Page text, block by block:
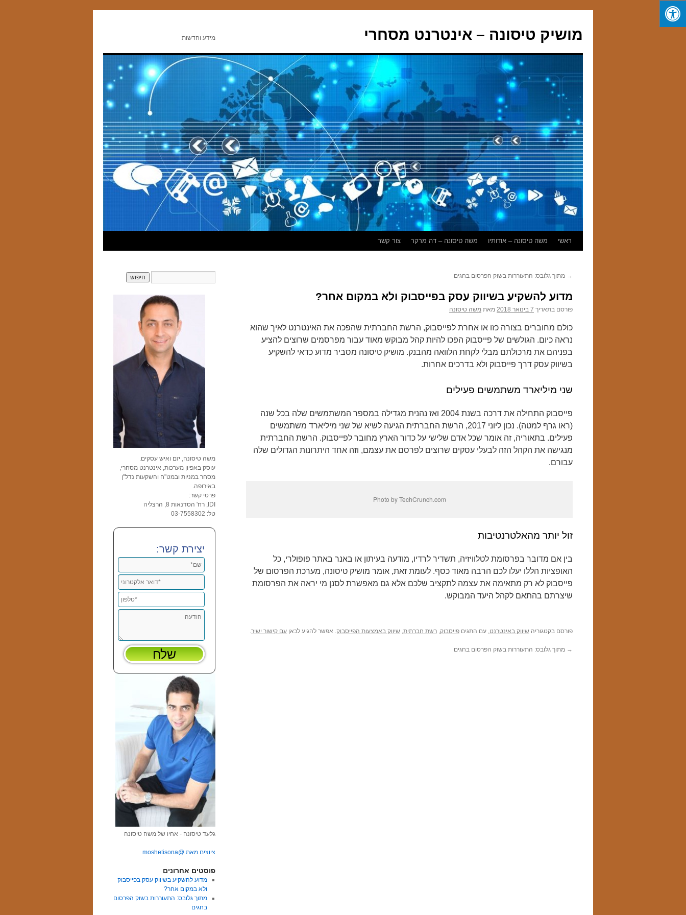
מושיק טיסונה – אינטרנט מסחרי מידע וחדשות
לדלגראשי משה טיסונה – אודותיו משה טיסונה – דה מרקר צור קשר
→ מתוך גלובס: התעוררות בשוק הפרסום בחגים
מדוע להשקיע בשיווק עסק בפייסבוק ולא במקום אחר?
פורסם בתאריך 7 בינואר 2018 מאת משה טיסונה
כולם מחוברים בצורה כזו או אחרת לפייסבוק, הרשת החברתית שהפכה את האינטרנט לאיך שהוא
נראה כיום. הגולשים של פייסבוק הפכו להיות קהל מבוקש מאוד עבור מפרסמים שרוצים להציע
בפניהם את מרכולתם מבלי לקחת הלוואה מהבנק. מושיק טיסונה מסביר מדוע כדאי להשקיע
בשיווק עסק דרך פייסבוק ולא בדרכים אחרות.
שני מיליארד משתמשים פעילים
פייסבוק התחילה את דרכה בשנת 2004 ואז נהנית מגדילה במספר המשתמשים שלה בכל שנה
(ראו גרף למטה). נכון ליוני 2017, הרשת החברתית הגיעה לשיא של שני מיליארד משתמשים
פעילים. בתאוריה, זה אומר שכל אדם שלישי על כדור הארץ מחובר לפייסבוק. הרשת החברתית
מנגישה את הקהל הזה לבעלי עסקים שרוצים לפרסם את עצמם, וזה אחד היתרונות הגדולים שלה
עבורם.
Photo by TechCrunch.com
זול יותר מהאלטרנטיבות
בין אם מדובר בפרסומת לטלוויזיה, תשדיר לרדיו, מודעה בעיתון או באנר באתר פופולרי, כל
האופציות הללו יעלו לכם הרבה מאוד כסף. לעומת זאת, אומר מושיק טיסונה, מערכת הפרסום של
פייסבוק לא רק מתאימה את עצמה לתקציב שלכם אלא גם מאפשרת לסנן מי יראה את הפרסומת
שיצרתם בהתאם לקהל היעד המבוקש.
פורסם בקטגוריה שיווק באינטרנט, עם התגים פייסבוק, רשת חברתית, שיווק באמצעות הפייסבוק. אפשר להגיע לכאן עם קישור ישיר.
→ מתוך גלובס: התעוררות בשוק הפרסום בחגים
משה טיסונה, יזם ואיש עסקים.
עוסק באפיון מערכות, אינטרנט מסחרי,
מסחר במניות ובמט"ח והשקעות נדל"ן
באירופה.
פרטי קשר:
IDI, רח' הסדנאות 8, הרצליה
טל: 03-7558302
יצירת קשר:
גלעד טיסונה - אחיו של משה טיסונה
ציוצים מאת @moshetisona
פוסטים אחרונים
מדוע להשקיע בשיווק עסק בפייסבוק
ולא במקום אחר?
מתוך גלובס: התעוררות בשוק הפרסום
בחגים